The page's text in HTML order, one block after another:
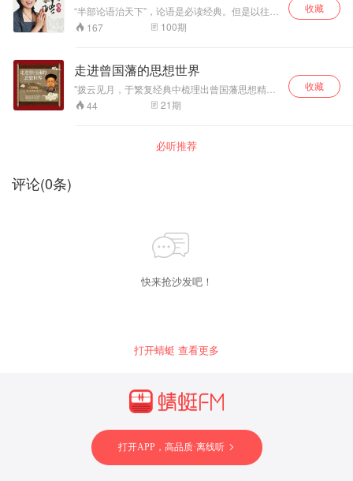
孔子生平事迹的相关著述，以传记体的形式和简
明浅近的语言，系统地书写了孔子的一生，力图
从而观照现实中我们自身的言行。 作者在高校讲
授古代文学并潜心于孔孟研究多年，出版孔孟相
关著作多部，而这部《孔子传》正是在这样的前
提下写就的。本书兼有学术文本和通俗文本的双
重特点，全景式地呈现了孔子一生的行迹以及周
弟子的言行、思想以及春秋时期的历史事件，并
选入了《论语》中的部分章节如“子见南子”“宰予
个位置写着“庚子，孔子生”。更关键的证据是鲁襄
公二十一年有日食，而鲁襄公二十二年（公元前
学推断完全吻合，更是孔子生于该年的不可推翻
动而不要报酬，这样会给别人带来不好的影响，
大司寇兼摄相事后的“堕三都”举措更是加强了国君
权力，凝聚了顺应民心的政治智慧。齐国感到威
胁，欲以“美人宝马计”离间，于是阴谋送给鲁国美
女、宝马，而鲁定公及“三桓”因孔子反对收受便疏
远了孔子。自此，“堕三都”半途而废，孔子彻底失
望，于是离开鲁国开始周游列国以寻求被贤君赏
演变，在知其然的基础上，知其所以然。 每期以
一个有趣的语言现象为主要内容，讲解其源流演
变和演变中的语言规律，让大家更了解自己的母
“半部论语治天下”，论语是必读经典。但是以往的
解读太概括，很多人囫囵吞枣。和霍老师一起学
《论语》，每天一则5-8分钟，轻松掌握论语精
微信学习群配合，每天晒作业、诵读，帮助管理
自我，提升学习效果。
167 100期
收藏
走进曾国藩的思想世界
"拨云见月，于繁复经典中梳理出曾国藩思想精髓
高度提炼，系统阐述，全面展示曾国藩的人生经
验 学习曾国藩的慎独功夫，帮助逆袭人生困境与
44 21期
收藏
必听推荐
评论(0条)
快来抢沙发吧！
打开蜻蜓 查看更多
打开APP，高品质·离线听